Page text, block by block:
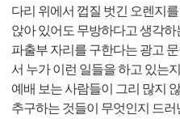
다리 위에서 껍질 벗긴 오렌지
앉아 있어도 무방하다고 생각
파출부 자리를 구한다는 광고
서 누가 이런 일들을 하고 있는
예배 보는 사람들이 그리 많지
추구하는 것들이 무엇인지 드